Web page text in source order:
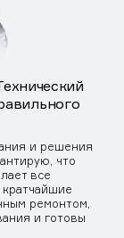
и решения
что
все
ремонтом,
и готовы